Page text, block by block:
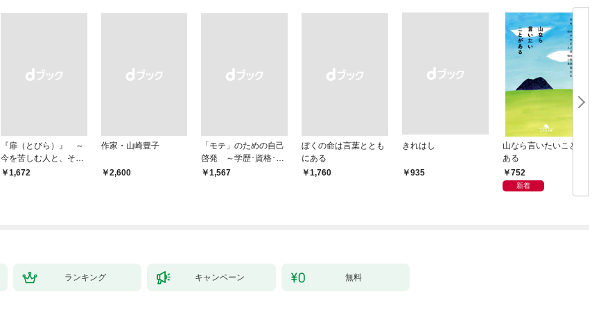
『扉（とびら）』 ～
今を苦しむ人と、その
ご家族、そして「あな
￥1,672
作家・山崎豊子
￥2,600
「モテ」のための自己
啓発 ～学歴･資格･音
楽･スポーツ･身長･整
￥1,567
ぼくの命は言葉ととも
にある
￥1,760
きれはし
￥935
山なら言いたいことが
ある
752
新着
ランキング キャンペーン 無料